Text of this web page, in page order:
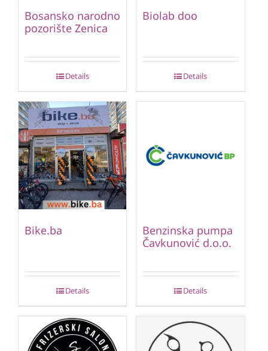
Bosansko narodno
pozorište Zenica
Details
Biolab doo
Details
Bike.ba
Details
Benzinska pumpa
Čavkunović d.o.o.
Details